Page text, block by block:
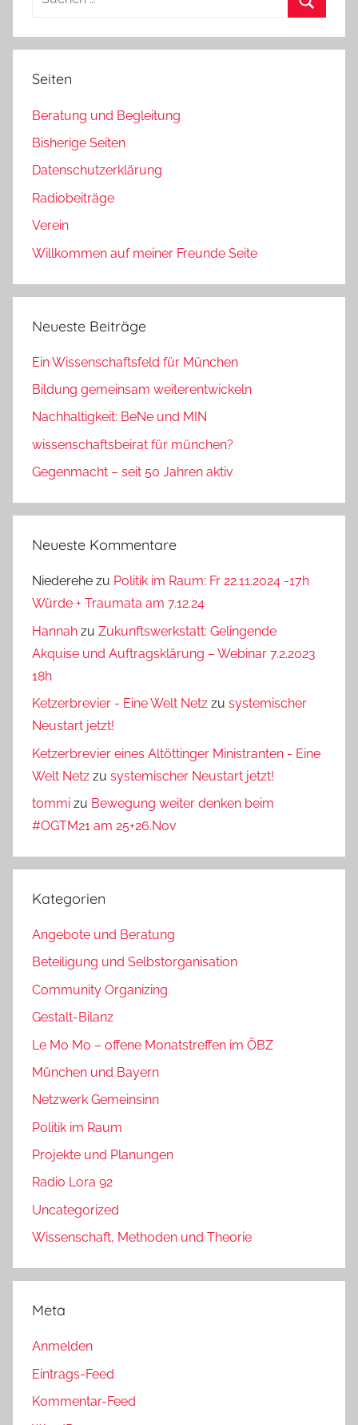
Seiten
Beratung und Begleitung
Bisherige Seiten
Datenschutzerklärung
Radiobeiträge
Verein
Willkommen auf meiner Freunde Seite
Neueste Beiträge
Ein Wissenschaftsfeld für München
Bildung gemeinsam weiterentwickeln
Nachhaltigkeit: BeNe und MIN
wissenschaftsbeirat für münchen?
Gegenmacht – seit 50 Jahren aktiv
Neueste Kommentare
Niederehe zu Politik im Raum: Fr 22.11.2024 -17h
Würde + Traumata am 7.12.24
Hannah zu Zukunftswerkstatt: Gelingende
Akquise und Auftragsklärung – Webinar 7.2.2023
18h
Ketzerbrevier - Eine Welt Netz zu systemischer
Neustart jetzt!
Ketzerbrevier eines Altöttinger Ministranten - Eine
Welt Netz zu systemischer Neustart jetzt!
tommi zu Bewegung weiter denken beim
#OGTM21 am 25+26.Nov
Kategorien
Angebote und Beratung
Beteiligung und Selbstorganisation
Community Organizing
Gestalt-Bilanz
Le Mo Mo – offene Monatstreffen im ÖBZ
München und Bayern
Netzwerk Gemeinsinn
Politik im Raum
Projekte und Planungen
Radio Lora 92
Uncategorized
Wissenschaft, Methoden und Theorie
Meta
Anmelden
Eintrags-Feed
Kommentar-Feed